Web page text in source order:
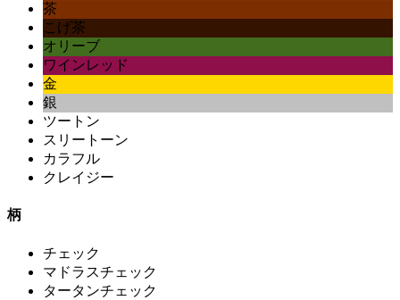
茶
こげ茶
オリーブ
ワインレッド
金
銀
ツートン
スリートーン
カラフル
クレイジー
柄
チェック
マドラスチェック
タータンチェック